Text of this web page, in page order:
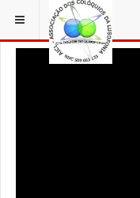
ESTÁ EM... AÇORFILM